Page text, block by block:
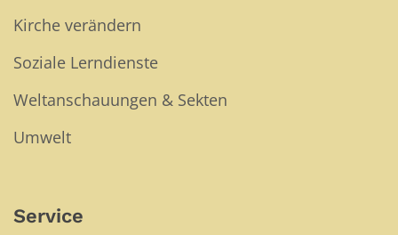
Kirche verändern
Soziale Lerndienste
Weltanschauungen & Sekten
Umwelt
Service